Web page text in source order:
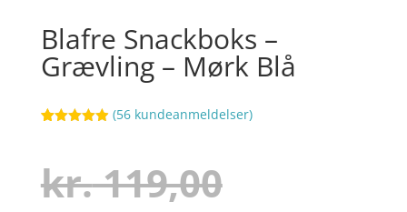
Blafre Snackboks –
Grævling – Mørk Blå
baseret på
kundebedøm
melser
(56 kundeanmeldelser)
kr.119,00